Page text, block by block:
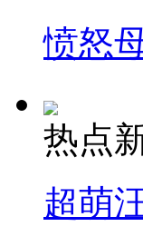
愤怒
热点
超萌